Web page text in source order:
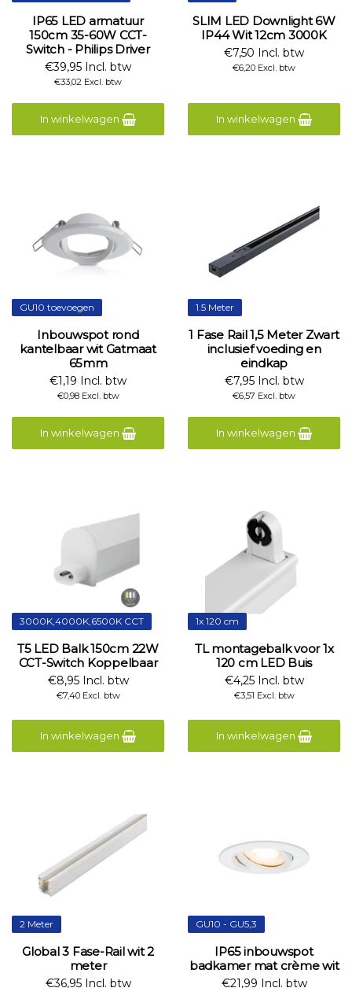
IP65 LED armatuur
150cm 35-60W CCT-
Switch - Philips Driver
€39,95 Incl. btw
€33,02 Excl. btw
In winkelwagen
SLIM LED Downlight 6W
IP44 Wit 12cm 3000K
€7,50 Incl. btw
€6,20 Excl. btw
In winkelwagen
GU10 toevoegen
Inbouwspot rond
kantelbaar wit Gatmaat
65mm
€1,19 Incl. btw
€0,98 Excl. btw
In winkelwagen
1.5 Meter
1 Fase Rail 1,5 Meter Zwart
inclusief voeding en
eindkap
€7,95 Incl. btw
€6,57 Excl. btw
In winkelwagen
3000K,4000K,6500K CCT
T5 LED Balk 150cm 22W
CCT-Switch Koppelbaar
€8,95 Incl. btw
€7,40 Excl. btw
In winkelwagen
1x 120 cm
TL montagebalk voor 1x
120 cm LED Buis
€4,25 Incl. btw
€3,51 Excl. btw
In winkelwagen
2 Meter
Global 3 Fase-Rail wit 2
meter
€36,95 Incl. btw
GU10 - GU5,3
IP65 inbouwspot
badkamer mat crème wit
€21,99 Incl. btw